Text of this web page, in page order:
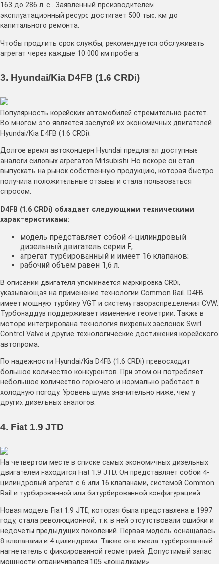
163 до 286 л. с.. Заявленный производителем
эксплуатационный ресурс достигает 500 тыс. км до
капитального ремонта.
Чтобы продлить срок службы, рекомендуется обслуживать
агрегат через каждые 10 000 км пробега.
3. Hyundai/Kia D4FB (1.6 CRDi)
Популярность корейских автомобилей стремительно растет.
Во многом это является заслугой их экономичных двигателей
Hyundai/Kia D4FB (1.6 CRDi).
Долгое время автоконцерн Hyundai предлагал доступные
аналоги силовых агрегатов Mitsubishi. Но вскоре он стал
выпускать на рынок собственную продукцию, которая быстро
получила положительные отзывы и стала пользоваться
спросом.
D4FB (1.6 CRDi) обладает следующими техническими
характеристиками:
модель представляет собой 4-цилиндровый
дизельный двигатель серии F;
агрегат турбированный и имеет 16 клапанов;
рабочий объем равен 1,6 л.
В описании двигателя упоминается маркировка CRDi,
указывающая на применение технологии Common Rail. D4FB
имеет мощную турбину VGT и систему газораспределения CVW.
Турбонаддув поддерживает изменение геометрии. Также в
моторе интегрирована технология вихревых заслонок Swirl
Control Valve и другие технологические достижения корейского
автопрома.
По надежности Hyundai/Kia D4FB (1.6 CRDi) превосходит
большое количество конкурентов. При этом он потребляет
небольшое количество горючего и нормально работает в
холодную погоду. Уровень шума значительно ниже, чем у
других дизельных аналогов.
4. Fiat 1.9 JTD
На четвертом месте в списке самых экономичных дизельных
двигателей находится Fiat 1.9 JTD. Он представляет собой 4-
цилиндровый агрегат с 6 или 16 клапанами, системой Common
Rail и турбированной или битурбированной конфигурацией.
Новая модель Fiat 1.9 JTD, которая была представлена в 1997
году, стала революционной, т.к. в ней отсутствовали ошибки и
недочеты предыдущих поколений. Первая модель оснащалась
8 клапанами и 4 цилиндрами. Также она имела турбированный
нагнетатель с фиксированной геометрией. Допустимый запас
мощности ограничивался 105 «лошадками».